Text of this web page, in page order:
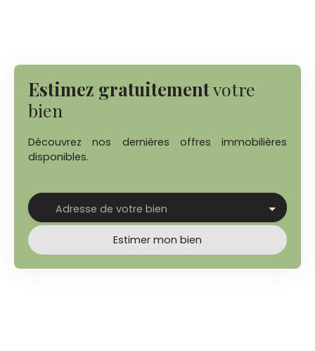
Estimez gratuitementvotre
bien
Découvrez nos dernières offres immobilières
disponibles.
Adresse de votre bien
Estimer mon bien